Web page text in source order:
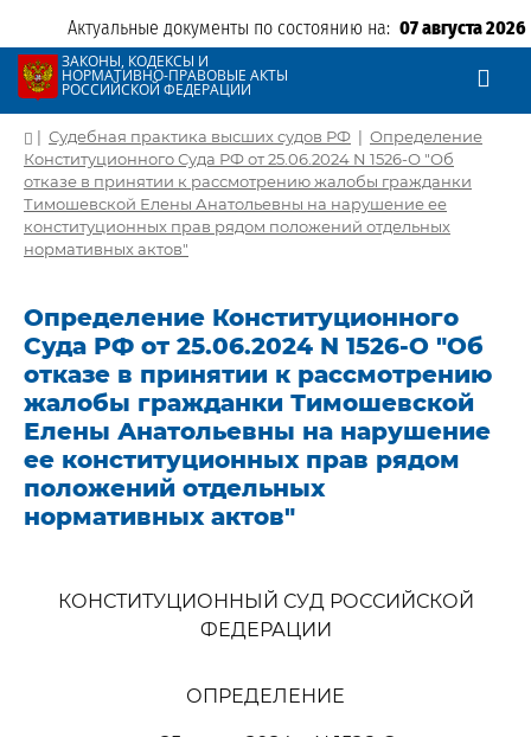
Актуальные документы по состоянию на: 07 августа 2026
ЗАКОНЫ, КОДЕКСЫ И
НОРМАТИВНО-ПРАВОВЫЕ АКТЫ
РОССИЙСКОЙ ФЕДЕРАЦИИ
| Судебная практика высших судов РФ | Определение
Конституционного Суда РФ от 25.06.2024 N 1526-О "Об
отказе в принятии к рассмотрению жалобы гражданки
Тимошевской Елены Анатольевны на нарушение ее
конституционных прав рядом положений отдельных
нормативных актов"
Определение Конституционного
Суда РФ от 25.06.2024 N 1526-О "Об
отказе в принятии к рассмотрению
жалобы гражданки Тимошевской
Елены Анатольевны на нарушение
ее конституционных прав рядом
положений отдельных
нормативных актов"
КОНСТИТУЦИОННЫЙ СУД РОССИЙСКОЙ
ФЕДЕРАЦИИ
ОПРЕДЕЛЕНИЕ